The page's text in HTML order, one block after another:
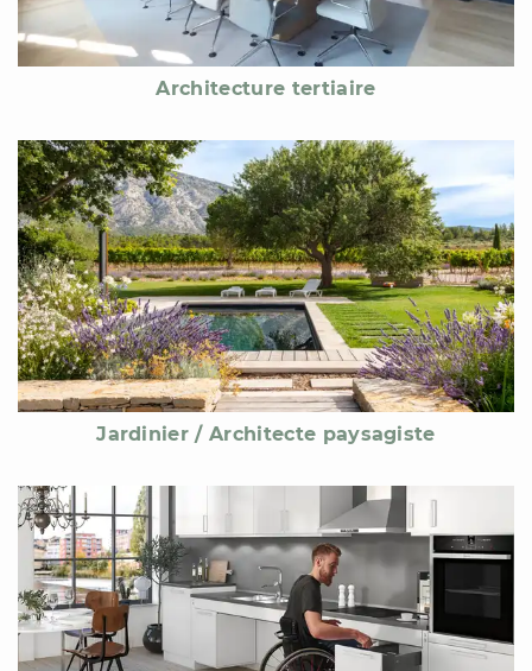
Architecture tertiaire
Jardinier / Architecte paysagiste